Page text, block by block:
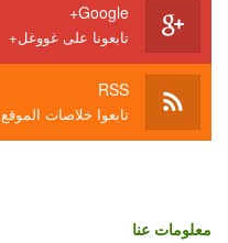
Google+
تابعونا على غووغل+
RSS
تابعوا خلاصات الموقع
معلومات عنا